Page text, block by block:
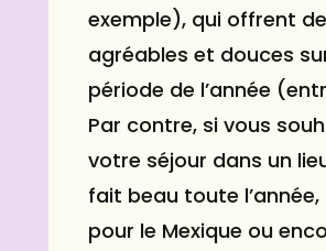
exemple), qui offrent
agréables et douces
période de l’année
Par contre, si vous
votre séjour dans un
fait beau toute
pour le Mexique ou